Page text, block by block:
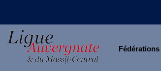
Fédérations